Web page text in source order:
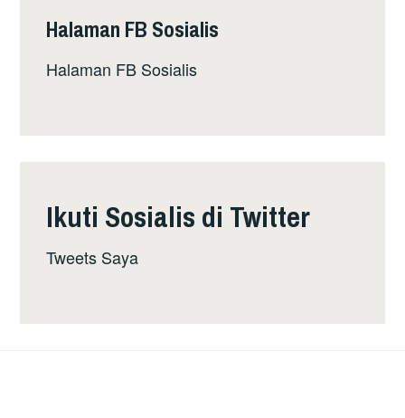
Halaman FB Sosialis
Halaman FB Sosialis
Ikuti Sosialis di Twitter
Tweets Saya